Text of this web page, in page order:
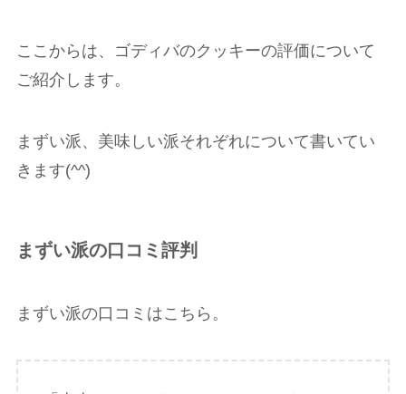
ここからは、ゴディバのクッキーの評価について
ご紹介します。
まずい派、美味しい派それぞれについて書いてい
きます(^^)
まずい派の口コミ評判
まずい派の口コミはこちら。